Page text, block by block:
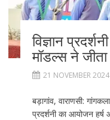
विज्ञान
मॉडल्स ने
21 NOVEMBER 2024
बड़ागांव, वाराणसी:
प्रदर्शनी का आयोजन